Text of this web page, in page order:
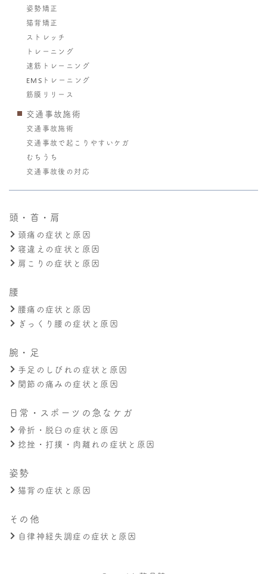
姿勢矯正
猫背矯正
ストレッチ
トレーニング
速筋トレーニング
EMSトレーニング
筋膜リリース
交通事故施術
交通事故施術
交通事故で起こりやすいケガ
むちうち
交通事故後の対応
頭・首・肩
頭痛の症状と原因
寝違えの症状と原因
肩こりの症状と原因
腰
腰痛の症状と原因
ぎっくり腰の症状と原因
腕・足
手足のしびれの症状と原因
関節の痛みの症状と原因
日常・スポーツの急なケガ
骨折・脱臼の症状と原因
捻挫・打撲・肉離れの症状と原因
姿勢
猫背の症状と原因
その他
自律神経失調症の症状と原因